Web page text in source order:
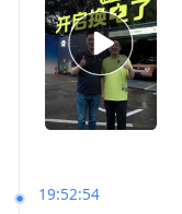
19:52:54